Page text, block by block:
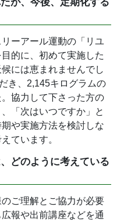
ーアール運動の「リユ
的に、初めて実施した
には恵まれませんでし
き、2,145キログラムの
協力して下さった方の
「次はいつですか」と
や実施方法を検討しな
ています。
どのように考えている
ご理解とご協力が必要
報や出前講座などを通